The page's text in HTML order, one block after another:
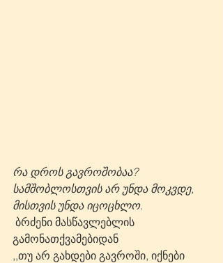
რა დროს გავროშობაა?
სამშობლოსთვის არ უნდა მოკვდე,
მისთვის უნდა იცოცხლო.
გამონათქვამებიდან
,,თუ არ გახდები გავროში, იქნები